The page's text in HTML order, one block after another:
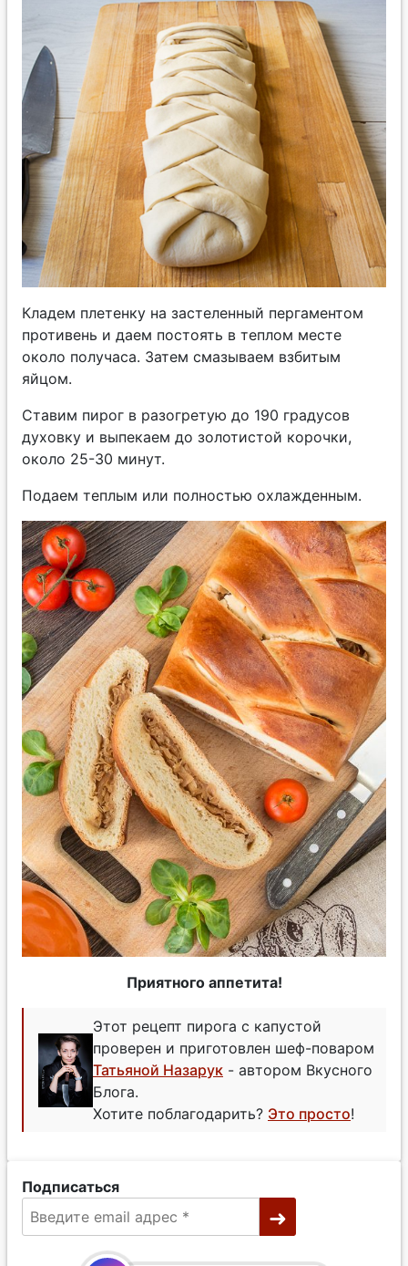
Кладем плетенку на застеленный пергаментом
противень и даем постоять в теплом месте
около получаса. Затем смазываем взбитым
яйцом.
Ставим пирог в разогретую до 190 градусов
духовку и выпекаем до золотистой корочки,
около 25-30 минут.
Подаем теплым или полностью охлажденным.
Приятного аппетита!
Этот рецепт пирога с капустой
проверен и приготовлен шеф-поваром
Татьяной Назарук - автором Вкусного
Блога.
Хотите поблагодарить? Это просто!
Подписаться